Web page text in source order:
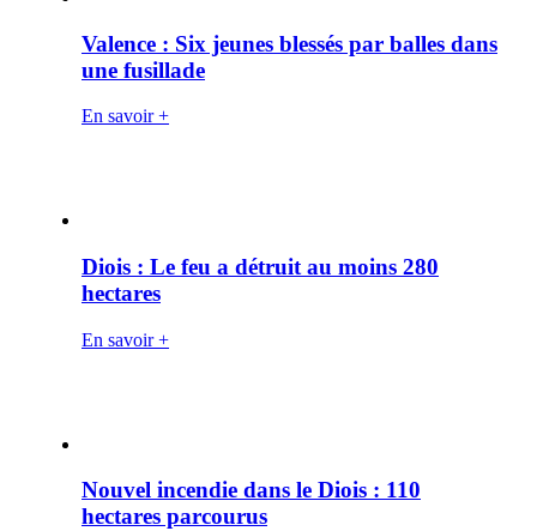
Valence : Six jeunes blessés par balles dans
une fusillade
En savoir +
Diois : Le feu a détruit au moins 280
hectares
En savoir +
Nouvel incendie dans le Diois : 110
hectares parcourus